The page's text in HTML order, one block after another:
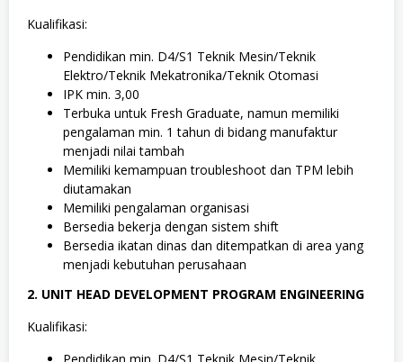
Kualifikasi:
Pendidikan min. D4/S1 Teknik Mesin/Teknik
Elektro/Teknik Mekatronika/Teknik Otomasi
IPK min. 3,00
Terbuka untuk Fresh Graduate, namun memiliki
pengalaman min. 1 tahun di bidang manufaktur
menjadi nilai tambah
Memiliki kemampuan troubleshoot dan TPM lebih
diutamakan
Memiliki pengalaman organisasi
Bersedia bekerja dengan sistem shift
Bersedia ikatan dinas dan ditempatkan di area yang
menjadi kebutuhan perusahaan
2. UNIT HEAD DEVELOPMENT PROGRAM ENGINEERING
Kualifikasi: